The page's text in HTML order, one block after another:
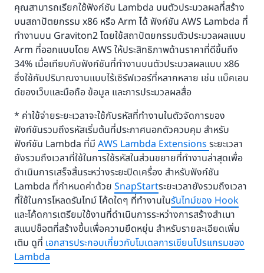
คุณสามารถเรียกใช้ฟังก์ชัน Lambda บนตัวประมวลผลที่สร้าง
บนสถาปัตยกรรม x86 หรือ Arm ได้ ฟังก์ชัน AWS Lambda ที่
ทำงานบน Graviton2 โดยใช้สถาปัตยกรรมตัวประมวลผลแบบ
Arm ที่ออกแบบโดย AWS ให้ประสิทธิภาพด้านราคาที่ดีขึ้นถึง
34% เมื่อเทียบกับฟังก์ชันที่ทำงานบนตัวประมวลผลแบบ x86
ซึ่งใช้กับปริมาณงานแบบไร้เซิร์ฟเวอร์ที่หลากหลาย เช่น แบ็คเอน
ด์ของเว็บและมือถือ ข้อมูล และการประมวลผลสื่อ
* ค่าใช้จ่ายระยะเวลาจะใช้กับรหัสที่ทำงานในตัวจัดการของ
ฟังก์ชันรวมถึงรหัสเริ่มต้นที่ประกาศนอกตัวควบคุม สำหรับ
ฟังก์ชัน Lambda ที่มี AWS Lambda Extensions ระยะเวลา
ยังรวมถึงเวลาที่ใช้ในการใช้รหัสในส่วนขยายที่ทำงานล่าสุดเพื่อ
ดำเนินการเสร็จสิ้นระหว่างระยะปิดเครื่อง สําหรับฟังก์ชัน
Lambda ที่กําหนดค่าด้วย SnapStartระยะเวลายังรวมถึงเวลา
ที่ใช้ในการโหลดรันไทม์ โค้ดใดๆ ที่ทํางานในรันไทม์ของ Hook
และโค้ดการเตรียมใช้งานที่ดําเนินการระหว่างการสร้างสําเนา
สแนปช็อตที่สร้างขึ้นเพื่อความยืดหยุ่น สำหรับรายละเอียดเพิ่ม
เติม ดูที่ เอกสารประกอบเกี่ยวกับโมเดลการเขียนโปรแกรมของ
Lambda